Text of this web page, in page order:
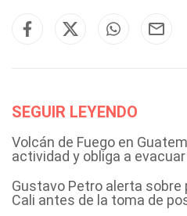
SEGUIR LEYENDO
Volcán de Fuego en
actividad y obliga a
Gustavo Petro alerta
Cali antes de la toma de